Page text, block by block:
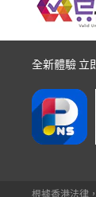
全新體驗 立
根據香港法律